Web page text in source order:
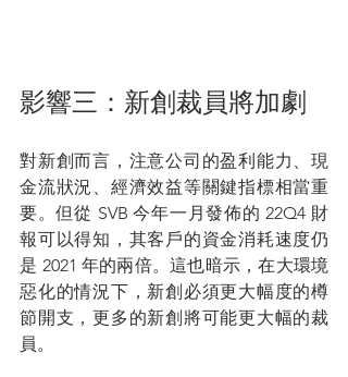
影響三：新創裁員將加劇
對新創而言，注意公司的盈利能力、現
金流狀況、經濟效益等關鍵指標相當重
要。但從 SVB 今年一月發佈的 22Q4 財
報可以得知，其客戶的資金消耗速度仍
是 2021 年的兩倍。這也暗示，在大環境
惡化的情況下，新創必須更大幅度的樽
節開支，更多的新創將可能更大幅的裁
員。